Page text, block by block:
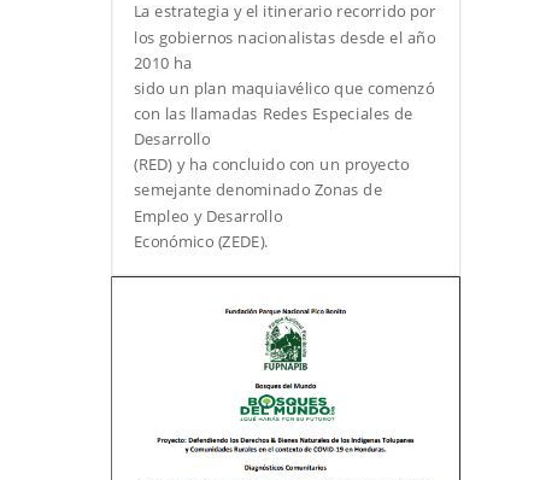
La estrategia y el itinerario recorrido por
los gobiernos nacionalistas desde el año
2010 ha
sido un plan maquiavélico que comenzó
con las llamadas Redes Especiales de
Desarrollo
(RED) y ha concluido con un proyecto
semejante denominado Zonas de
Empleo y Desarrollo
Económico (ZEDE).